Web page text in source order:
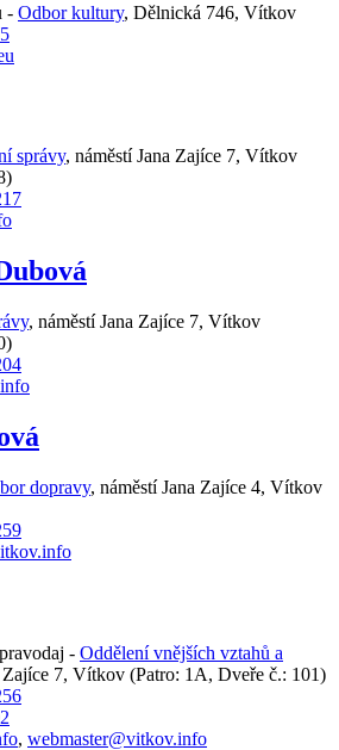
- Odbor kultury, Dělnická 746, Vítkov
správy, náměstí Jana Zajíce 7, Vítkov
, náměstí Jana Zajíce 7, Vítkov
dopravy, náměstí Jana Zajíce 4, Vítkov
- Oddělení vnějších vztahů a
Zajíce 7, Vítkov (Patro: 1A, Dveře č.: 101)
, webmaster@vitkov.info